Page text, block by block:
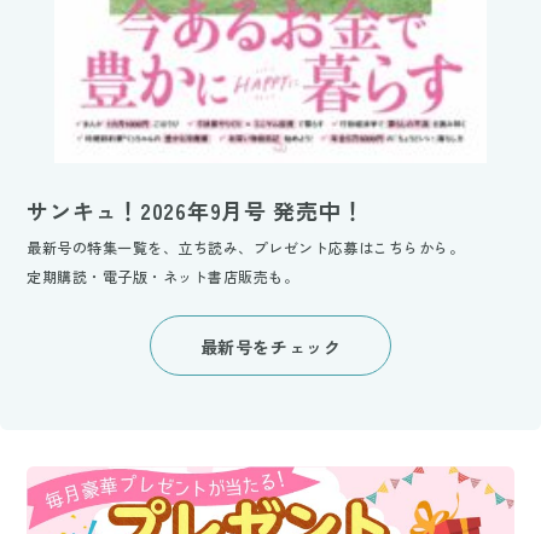
サンキュ！2026年9月号 発売中！
最新号の特集一覧を、立ち読み、プレゼント応募はこちらから。
定期購読・電子版・ネット書店販売も。
最新号をチェック